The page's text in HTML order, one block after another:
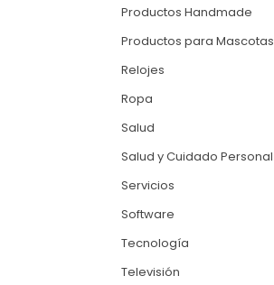
Productos Handmade
Productos para Mascotas
Relojes
Ropa
Salud
Salud y Cuidado Personal
Servicios
Software
Tecnología
Televisión